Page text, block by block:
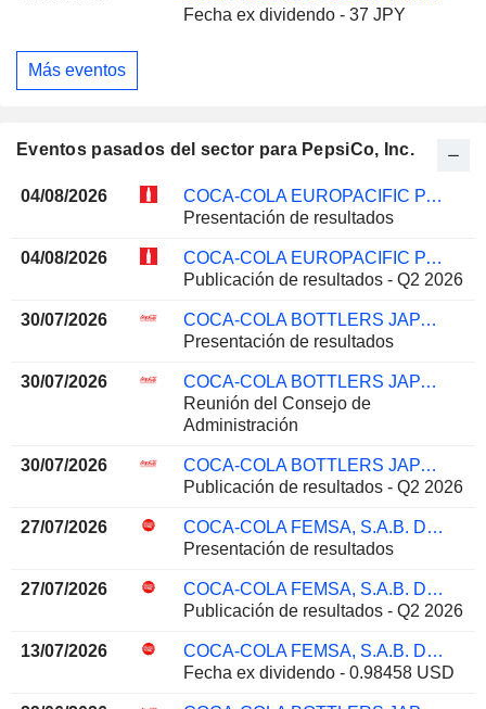
Fecha ex dividendo - 37 JPY
Más eventos
Eventos pasados del sector para PepsiCo, Inc.
04/08/2026
COCA-COLA EUROPACIFIC PARTNERS PLC
Presentación de resultados
04/08/2026
COCA-COLA EUROPACIFIC PARTNERS PLC
Publicación de resultados - Q2 2026
30/07/2026
COCA-COLA BOTTLERS JAPAN HOLDINGS INC.
Presentación de resultados
30/07/2026
COCA-COLA BOTTLERS JAPAN HOLDINGS INC.
Reunión del Consejo de
Administración
30/07/2026
COCA-COLA BOTTLERS JAPAN HOLDINGS INC.
Publicación de resultados - Q2 2026
27/07/2026
COCA-COLA FEMSA, S.A.B. DE C.V.
Presentación de resultados
27/07/2026
COCA-COLA FEMSA, S.A.B. DE C.V.
Publicación de resultados - Q2 2026
13/07/2026
COCA-COLA FEMSA, S.A.B. DE C.V.
Fecha ex dividendo - 0.98458 USD